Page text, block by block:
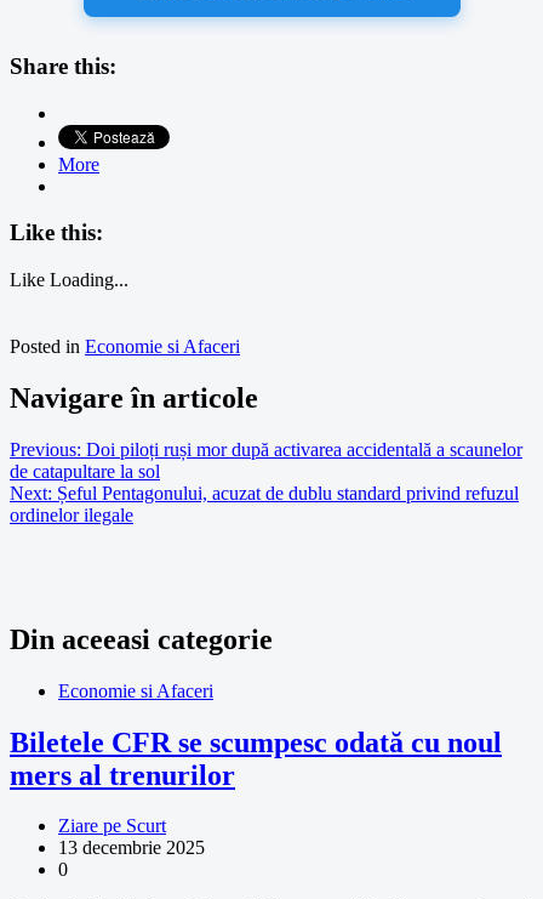
Share this:
More
Like this:
Like Loading...
Posted in Economie si Afaceri
Navigare în articole
Previous: Doi piloți ruși mor după activarea accidentală a scaunelor
de catapultare la sol
Next: Șeful Pentagonului, acuzat de dublu standard privind refuzul
ordinelor ilegale
Din aceeasi categorie
Economie si Afaceri
Biletele CFR se scumpesc odată cu noul
mers al trenurilor
Ziare pe Scurt
13 decembrie 2025
0